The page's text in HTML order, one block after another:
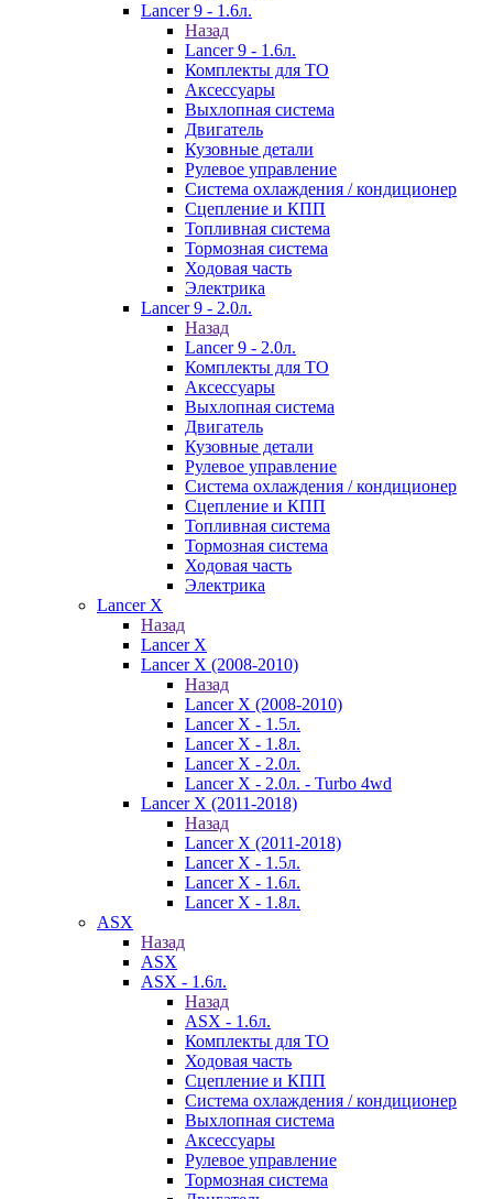
Lancer 9 - 1.6л.
Назад
Lancer 9 - 1.6л.
Комплекты для ТО
Аксессуары
Выхлопная система
Двигатель
Кузовные детали
Рулевое управление
Система охлаждения / кондиционер
Сцепление и КПП
Топливная система
Тормозная система
Ходовая часть
Электрика
Lancer 9 - 2.0л.
Назад
Lancer 9 - 2.0л.
Комплекты для ТО
Аксессуары
Выхлопная система
Двигатель
Кузовные детали
Рулевое управление
Система охлаждения / кондиционер
Сцепление и КПП
Топливная система
Тормозная система
Ходовая часть
Электрика
Lancer X
Назад
Lancer X
Lancer X (2008-2010)
Назад
Lancer X (2008-2010)
Lancer X - 1.5л.
Lancer X - 1.8л.
Lancer X - 2.0л.
Lancer X - 2.0л. - Turbo 4wd
Lancer X (2011-2018)
Назад
Lancer X (2011-2018)
Lancer X - 1.5л.
Lancer X - 1.6л.
Lancer X - 1.8л.
ASX
Назад
ASX
ASX - 1.6л.
Назад
ASX - 1.6л.
Комплекты для ТО
Ходовая часть
Сцепление и КПП
Система охлаждения / кондиционер
Выхлопная система
Аксессуары
Рулевое управление
Тормозная система